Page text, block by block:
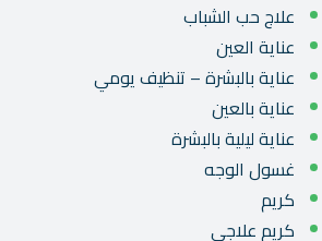
علاج حب الشباب
عناية العين
عناية بالبشرة – تنظيف يومي
عناية بالعين
عناية ليلية بالبشرة
غسول الوجه
كريم
كريم علاجى